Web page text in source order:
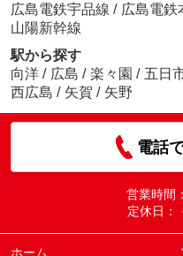
広島電鉄宇品線 / 広島電鉄
山陽新幹線
駅から探す
向洋 / 広島 / 楽々園 / 五日
西広島 / 矢賀 / 矢野
電話
営業時間：
定休日：
ホーム